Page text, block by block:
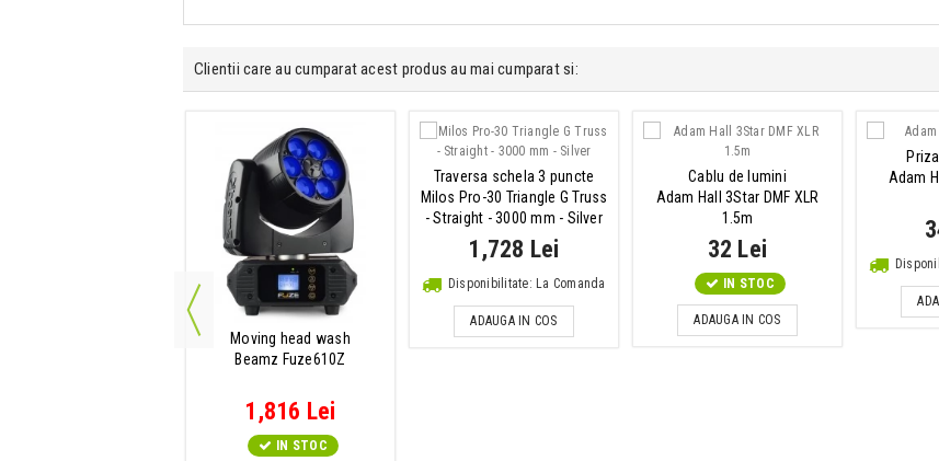
Clientii care au cumparat acest produs au mai cumparat si:
Moving head wash
Beamz Fuze610Z
1,816 Lei
IN STOC
Traversa schela 3 puncte
Milos Pro-30 Triangle G Truss
- Straight - 3000 mm - Silver
1,728 Lei
Disponibilitate: La Comanda
ADAUGA IN COS
Cablu de lumini
Adam Hall 3Star DMF XLR
1.5m
32 Lei
IN STOC
ADAUGA IN COS
Adam